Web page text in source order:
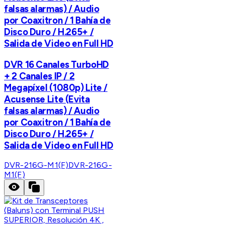
falsas alarmas) / Audio
por Coaxitron / 1 Bahía de
Disco Duro / H.265+ /
Salida de Video en Full HD
DVR 16 Canales TurboHD
+ 2 Canales IP / 2
Megapíxel (1080p) Lite /
Acusense Lite (Evita
falsas alarmas) / Audio
por Coaxitron / 1 Bahía de
Disco Duro / H.265+ /
Salida de Video en Full HD
DVR-216G-M1(F)DVR-216G-
M1(F)